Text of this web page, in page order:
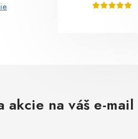
na váš e-mail